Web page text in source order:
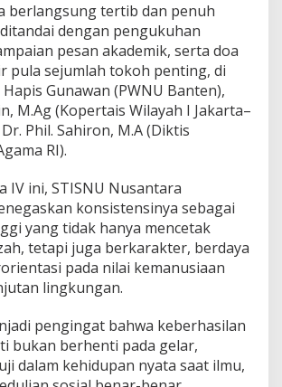
berlangsung tertib dan penuh
dengan pengukuhan
pesan akademik, serta doa
pula sejumlah tokoh penting, di
Gunawan (PWNU Banten),
M.Ag (Kopertais Wilayah I Jakarta–
Phil. Sahiron, M.A (Diktis
RI).
IV ini, STISNU Nusantara
konsistensinya sebagai
yang tidak hanya mencetak
tetapi juga berkarakter, berdaya
pada nilai kemanusiaan
lingkungan.
pengingat bahwa keberhasilan
bukan berhenti pada gelar,
dalam kehidupan nyata saat ilmu,